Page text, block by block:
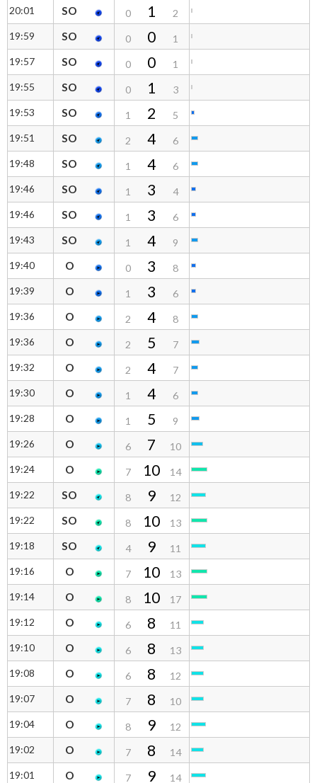
20:01 SO 0 1
2
19:59
SO 0 0
1
19:57
SO 0 0
1
19:55
SO 0 1
3
19:53
SO 1 2
5
19:51
SO 2 4
6
19:48
SO 1 4
6
19:46
SO 1 3
4
19:46
SO 1 3
6
19:43
SO 1 4
9
19:40
O 0 3
8
19:39
O 1 3
6
19:36
O 2 4
8
19:36
O 2 5
7
19:32
O 2 4
7
19:30
O 1 4
6
19:28
O 1 5
9
19:26
O 6 7
10
19:24
O 7 10
14
19:22
SO 8 9
12
19:22
SO 8 10
13
19:18
SO 4 9
11
19:16
O 7 10
13
19:14
O 8 10
17
19:12
O 6 8
11
19:10
O 6 8
13
19:08
O 6 8
12
19:07
O 7 8
10
19:04
O 8 9
12
19:02
O 7 8
14
19:01
O 7 9
14